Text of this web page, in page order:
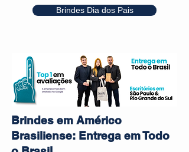
Brindes Dia dos Pais
Brindes em Américo
Brasiliense: Entrega em Todo